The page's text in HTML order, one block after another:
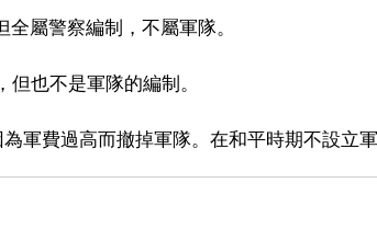
屬警察編制，不屬軍隊。
也不是軍隊的編制。
軍費過高而撤掉軍隊。在和平時期不設立軍